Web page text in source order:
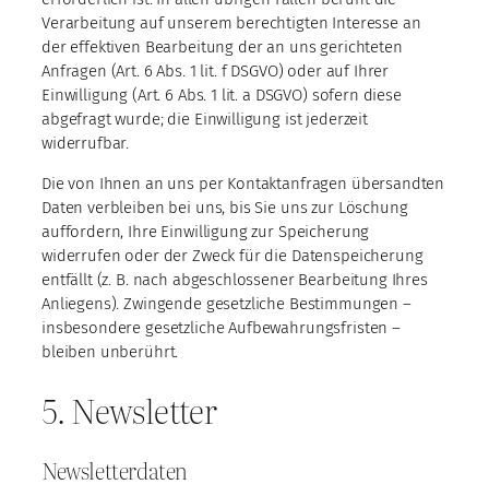
Verarbeitung auf unserem berechtigten Interesse an
der effektiven Bearbeitung der an uns gerichteten
Anfragen (Art. 6 Abs. 1 lit. f DSGVO) oder auf Ihrer
Einwilligung (Art. 6 Abs. 1 lit. a DSGVO) sofern diese
abgefragt wurde; die Einwilligung ist jederzeit
widerrufbar.
Die von Ihnen an uns per Kontaktanfragen übersandten
Daten verbleiben bei uns, bis Sie uns zur Löschung
auffordern, Ihre Einwilligung zur Speicherung
widerrufen oder der Zweck für die Datenspeicherung
entfällt (z. B. nach abgeschlossener Bearbeitung Ihres
Anliegens). Zwingende gesetzliche Bestimmungen –
insbesondere gesetzliche Aufbewahrungsfristen –
bleiben unberührt.
5. Newsletter
Newsletter­daten